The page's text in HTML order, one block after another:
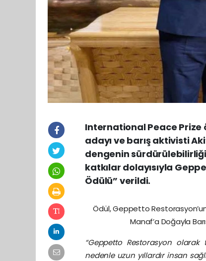
International Peace Prize
adayı ve barış aktivisti
dengenin
katkılar dolayısıyla
Ödülü” verildi.
Ödül, Geppetto
Manaf’a Doğayla
“Geppetto Restorasyon olarak
nedenle uzun yıllardır insan